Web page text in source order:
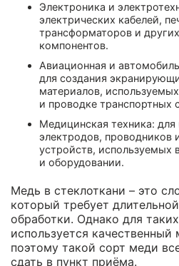
Электроника и
электрических кабелей,
трансформаторов и
компонентов.
Авиационная и
для создания
материалов,
и проводке транспортных
Медицинская техника: для
электродов, проводников
устройств, используемых
и оборудовании.
Медь в стеклоткани – это
который требует
обработки. Однако для
используется качественный
поэтому такой сорт меди
сдать в пункт приёма.